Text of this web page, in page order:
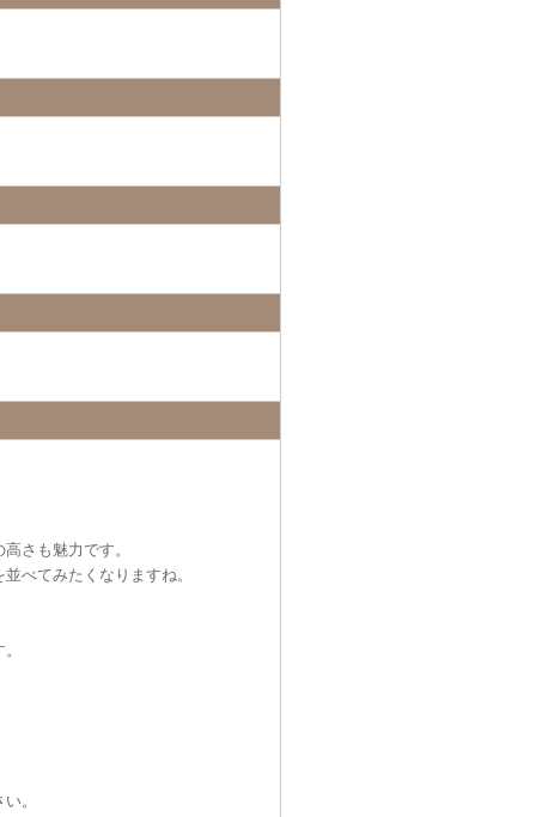
さも魅力です。
べてみたくなりますね。
。